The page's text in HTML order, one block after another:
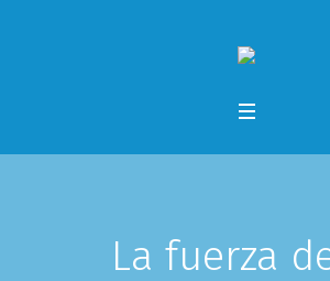
La fuerza